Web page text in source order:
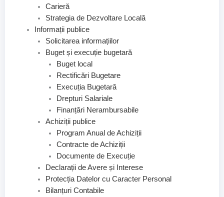
Carieră
Strategia de Dezvoltare Locală
Informații publice
Solicitarea informațiilor
Buget și execuție bugetară
Buget local
Rectificări Bugetare
Execuția Bugetară
Drepturi Salariale
Finanțări Nerambursabile
Achiziții publice
Program Anual de Achiziții
Contracte de Achiziții
Documente de Execuție
Declarații de Avere și Interese
Protecția Datelor cu Caracter Personal
Bilanțuri Contabile